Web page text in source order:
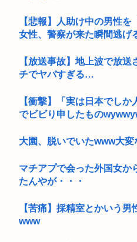
【悲報】人助け中の男性
女性、警察が来た瞬間逃げ
【放送事故】地上波で放
チでヤバすぎる…
【衝撃】「実は日本でし
でビビり申したもの
大園、脱いでいたwww大
マチアプで会った外国女か
たんやが・・・
【苦痛】採精室とかいう
www